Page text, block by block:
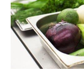
プレスイベントは
和紙の照明器具、
竹細工、漆器、錫
本の職人の技は、
るようです。